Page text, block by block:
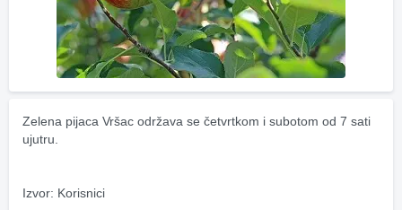
Zelena pijaca Vršac održava se četvrtkom i subotom od 7 sati
ujutru.
Izvor: Korisnici